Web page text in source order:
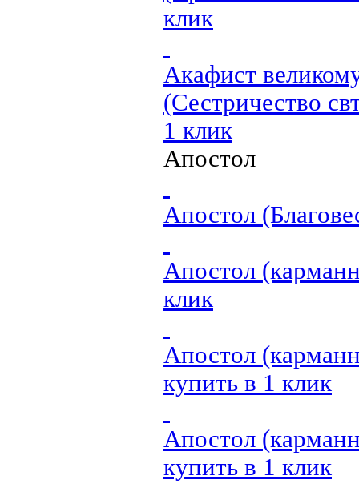
клик
Акафист
(Сестричество
1 клик
Апостол
Апостол
Апостол
клик
Апостол
купить в 1 клик
Апостол
купить в 1 клик